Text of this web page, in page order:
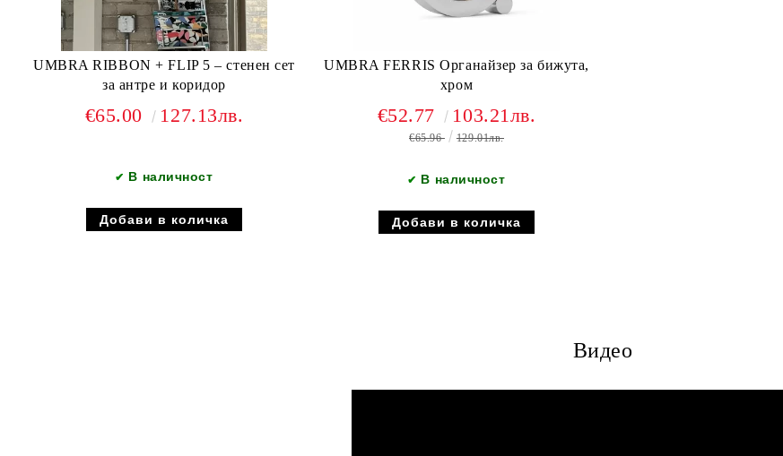
UMBRA RIBBON + FLIP 5 – стенен сет
за антре и коридор
€65.00 127.13лв.
✔ В наличност
UMBRA FERRIS Органайзер за бижута,
хром
€52.77 103.21лв.
€65.96 129.01лв.
✔ В наличност
Видео